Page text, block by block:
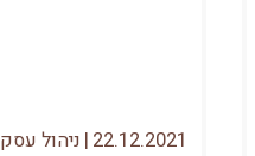
22.12.2021
| ניהול עסק